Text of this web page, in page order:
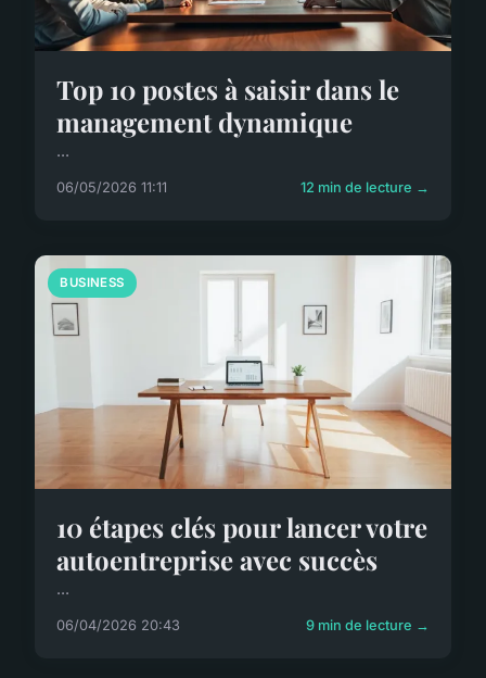
Top 10 postes à saisir dans le
management dynamique
...
06/05/2026 11:11 12 min de lecture →
BUSINESS
10 étapes clés pour lancer votre
autoentreprise avec succès
...
06/04/2026 20:43 9 min de lecture →